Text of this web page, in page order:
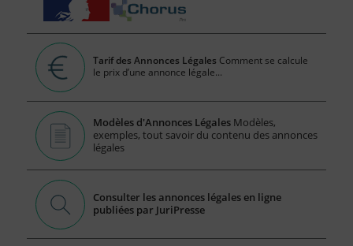
Tarif des Annonces Légales Comment se calcule
le prix d’une annonce légale...
Modèles d'Annonces Légales Modèles,
exemples, tout savoir du contenu des annonces
légales
Consulter les annonces légales en ligne
publiées par JuriPresse